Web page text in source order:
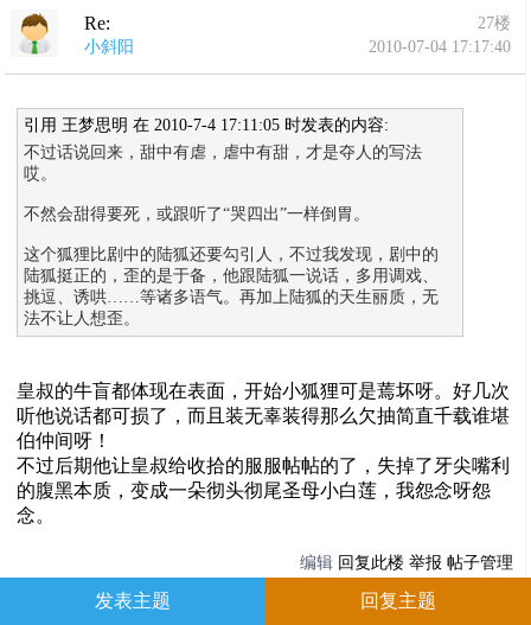
发表主题 回复主题
Re:
27楼
小斜阳
2010-07-04 17:17:40
引用 王梦思明 在 2010-7-4 17:11:05 时发表的内容:
不过话说回来，甜中有虐，虐中有甜，才是夺人的写法
哎。
不然会甜得要死，或跟听了“哭四出”一样倒胃。
这个狐狸比剧中的陆狐还要勾引人，不过我发现，剧中的
陆狐挺正的，歪的是于备，他跟陆狐一说话，多用调戏、
挑逗、诱哄……等诸多语气。再加上陆狐的天生丽质，无
法不让人想歪。
皇叔的牛盲都体现在表面，开始小狐狸可是蔫坏呀。好几次
听他说话都可损了，而且装无辜装得那么欠抽简直千载谁堪
伯仲间呀！
不过后期他让皇叔给收拾的服服帖帖的了，失掉了牙尖嘴利
的腹黑本质，变成一朵彻头彻尾圣母小白莲，我怨念呀怨
念。
编辑 回复此楼 举报 帖子管理